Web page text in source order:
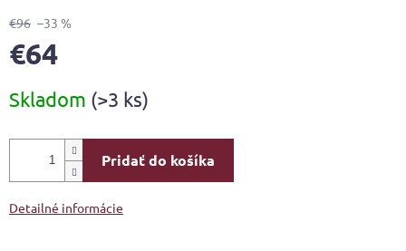
€96 –33 %
€64
cena:
Skladom (>3 ks)
Pridať do košíka
Detailné informácie